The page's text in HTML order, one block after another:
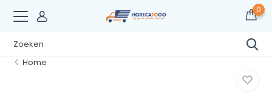
0
Home